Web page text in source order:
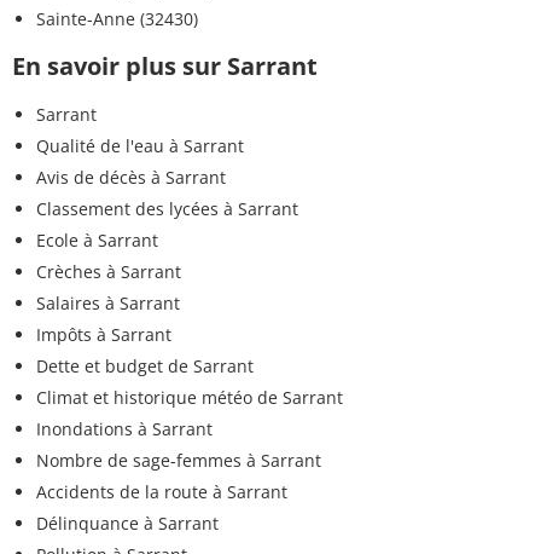
Sainte-Anne (32430)
En savoir plus sur Sarrant
Sarrant
Qualité de l'eau à Sarrant
Avis de décès à Sarrant
Classement des lycées à Sarrant
Ecole à Sarrant
Crèches à Sarrant
Salaires à Sarrant
Impôts à Sarrant
Dette et budget de Sarrant
Climat et historique météo de Sarrant
Inondations à Sarrant
Nombre de sage-femmes à Sarrant
Accidents de la route à Sarrant
Délinquance à Sarrant